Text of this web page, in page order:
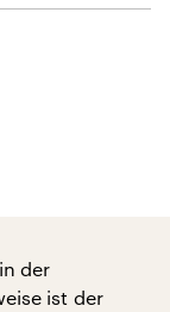
der
ist der